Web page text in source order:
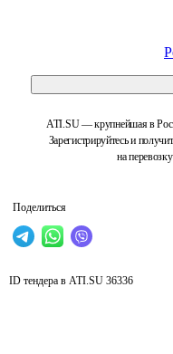
ATI.SU — крупнейшая в
Зарегистрируйтесь и
на
Поделиться
ID тендера в ATI.SU 36336